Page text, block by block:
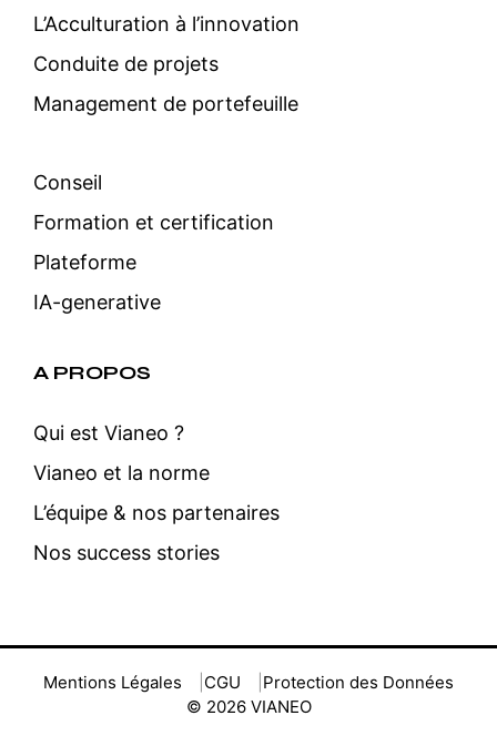
L’Acculturation à l’innovation
Conduite de projets
Management de portefeuille
Conseil
Formation et certification
Plateforme
IA-generative
A PROPOS
Qui est Vianeo ?
Vianeo et la norme
L’équipe & nos partenaires
Nos success stories
Mentions Légales CGU
Protection des Données
© 2026 VIANEO